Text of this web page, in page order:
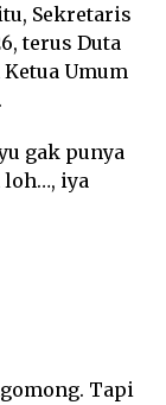
Sekretaris
terus Duta
Umum
gak punya
loh…, iya
Tapi